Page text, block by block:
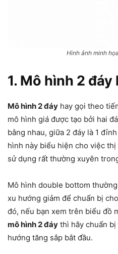
Hình ảnh minh
1. Mô hình 2 đáy
Mô hình 2 đáy hay gọi theo
mô hình giá được tạo bởi hai
bằng nhau, giữa 2 đáy là 1
hình này biểu hiện cho việc
sử dụng rất thường xuyên
Mô hình double bottom
xu hướng giảm để chuẩn bị
đó, nếu bạn xem trên biểu đồ
mô hình 2 đáy thì hãy chuẩn
hướng tăng sắp bắt đầu.